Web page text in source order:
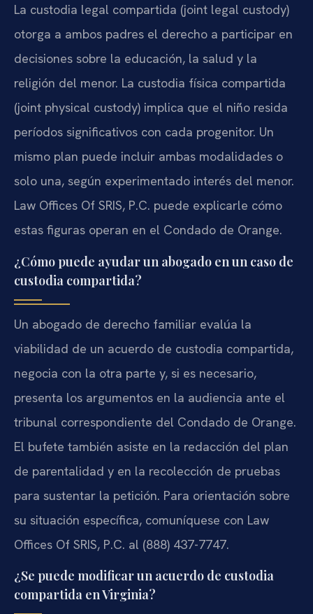
La custodia legal compartida (joint legal custody)
otorga a ambos padres el derecho a participar en
decisiones sobre la educación, la salud y la
religión del menor. La custodia física compartida
(joint physical custody) implica que el niño resida
períodos significativos con cada progenitor. Un
mismo plan puede incluir ambas modalidades o
solo una, según experimentado interés del menor.
Law Offices Of SRIS, P.C. puede explicarle cómo
estas figuras operan en el Condado de Orange.
¿Cómo puede ayudar un abogado en un caso de
custodia compartida?
Un abogado de derecho familiar evalúa la
viabilidad de un acuerdo de custodia compartida,
negocia con la otra parte y, si es necesario,
presenta los argumentos en la audiencia ante el
tribunal correspondiente del Condado de Orange.
El bufete también asiste en la redacción del plan
de parentalidad y en la recolección de pruebas
para sustentar la petición. Para orientación sobre
su situación específica, comuníquese con Law
Offices Of SRIS, P.C. al (888) 437-7747.
¿Se puede modificar un acuerdo de custodia
compartida en Virginia?